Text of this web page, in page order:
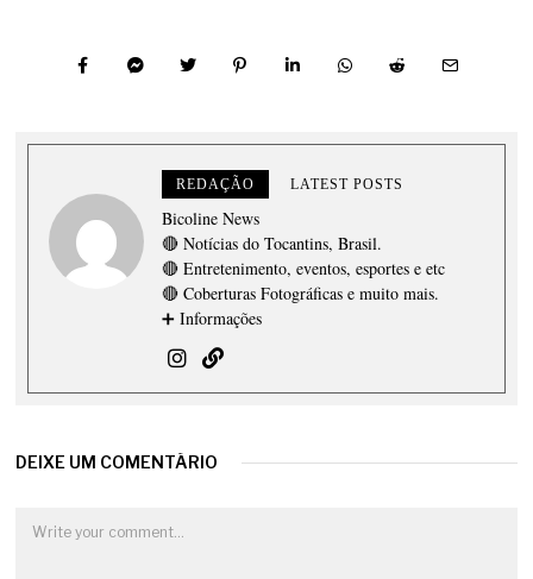
REDAÇÃO LATEST POSTS
Bicoline News
🔴 Notícias do Tocantins, Brasil.
🔴 Entretenimento, eventos, esportes e etc
🔴 Coberturas Fotográficas e muito mais.
➕ Informações
DEIXE UM COMENTÁRIO